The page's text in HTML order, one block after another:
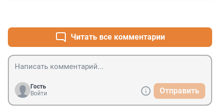
едешь: видимости маловато, со стороны Вологды
машины успевают увидеть, когда она уже тебе
прилетит в бок. Не они первые - не они последние.
Уж кто-кто, а местные ДПС знают, постоянно там
дежурят. Вот, не углядели
Читать все комментарии
Гость
Войти
Отправить